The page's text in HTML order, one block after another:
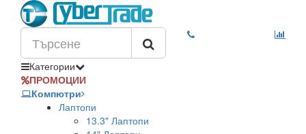
Категории
ПРОМОЦИИ
Компютри
Лаптопи
13.3" Лаптопи